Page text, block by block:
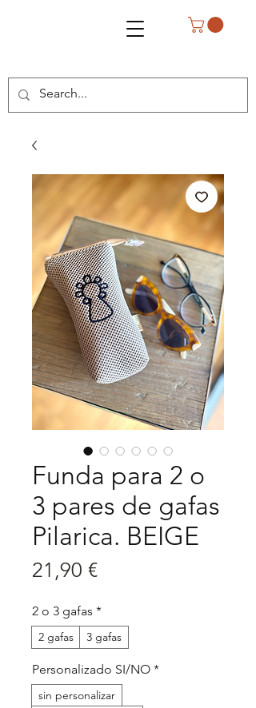
Funda para 2 o
3 pares de gafas
Pilarica. BEIGE
21,90 €Precio
2 o 3 gafas *
2 gafas 3 gafas
Personalizado SI/NO *
sin personalizar